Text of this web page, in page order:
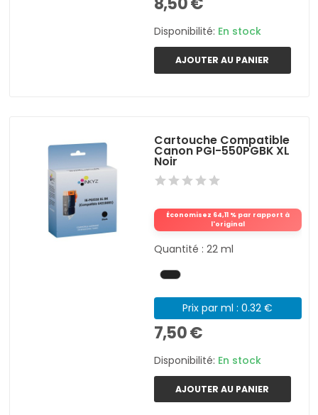
Disponibilité: En stock
AJOUTER AU PANIER
Cartouche Compatible
Canon PGI-550PGBK XL
Noir
Économisez 64,11 % par rapport à
l'original
Quantité : 22 ml
Prix par ml : 0.32 €
7,50 €
Disponibilité: En stock
AJOUTER AU PANIER